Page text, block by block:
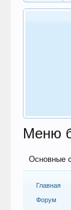
Меню
Основные
Главная
Форум